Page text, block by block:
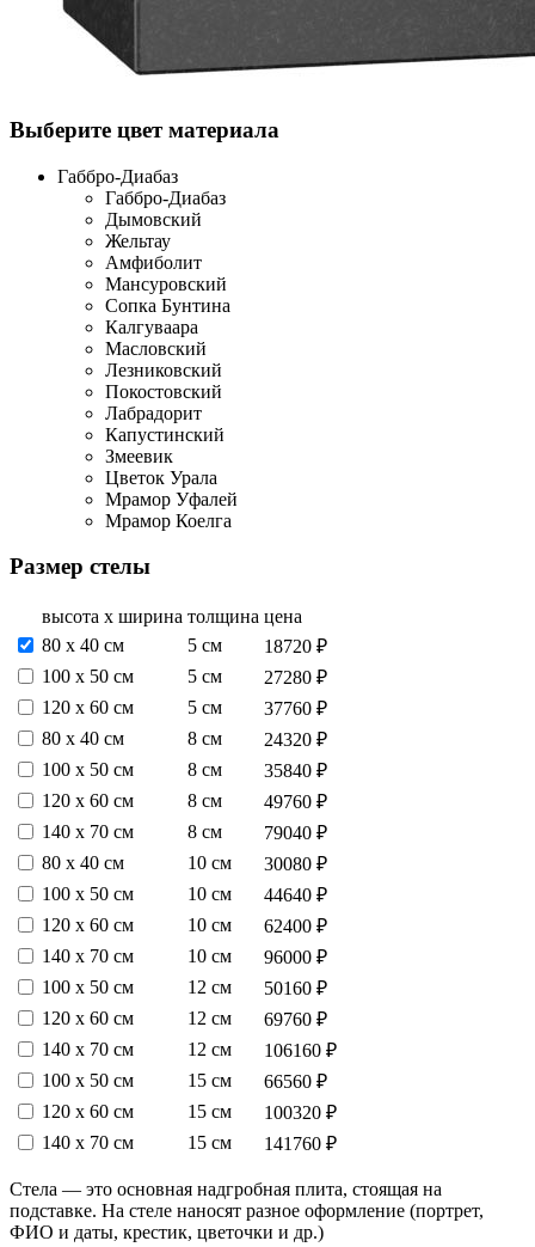
Выберите цвет материала
Габбро-Диабаз
Габбро-Диабаз
Дымовский
Жельтау
Амфиболит
Мансуровский
Сопка Бунтина
Калгуваара
Масловский
Лезниковский
Покостовский
Лабрадорит
Капустинский
Змеевик
Цветок Урала
Мрамор Уфалей
Мрамор Коелга
Размер стелы
высота х ширина толщина цена
80 х 40 см
5 см
18720 ₽
100 х 50 см
5 см
27280 ₽
120 х 60 см
5 см
37760 ₽
80 х 40 см
8 см
24320 ₽
100 х 50 см
8 см
35840 ₽
120 х 60 см
8 см
49760 ₽
140 х 70 см
8 см
79040 ₽
80 х 40 см
10 см
30080 ₽
100 х 50 см
10 см
44640 ₽
120 х 60 см
10 см
62400 ₽
140 х 70 см
10 см
96000 ₽
100 х 50 см
12 см
50160 ₽
120 х 60 см
12 см
69760 ₽
140 х 70 см
12 см
106160 ₽
100 х 50 см
15 см
66560 ₽
120 х 60 см
15 см
100320 ₽
140 х 70 см
15 см 141760 ₽
Стела — это основная надгробная плита, стоящая на
подставке. На стеле наносят разное оформление (портрет,
ФИО и даты, крестик, цветочки и др.)